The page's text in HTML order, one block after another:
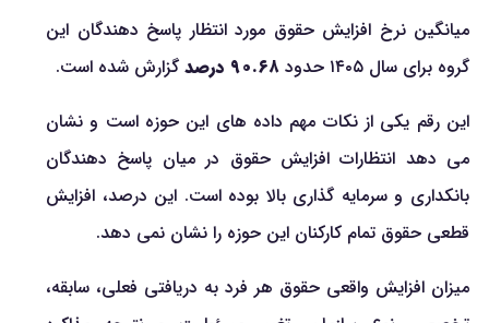
میانگین نرخ افزایش حقوق مورد انتظار پاسخ دهندگان این
گروه برای سال ۱۴۰۵ حدود
۹۰.۶۸ درصد
گزارش شده است.
این رقم یکی از نکات مهم داده های این حوزه است و نشان
می دهد انتظارات افزایش حقوق در میان پاسخ دهندگان
بانکداری و سرمایه گذاری بالا بوده است. این درصد، افزایش
قطعی حقوق تمام کارکنان این حوزه را نشان نمی دهد.
میزان افزایش واقعی حقوق هر فرد به دریافتی فعلی، سابقه،